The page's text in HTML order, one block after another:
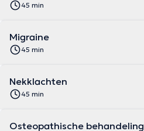
45 min
Migraine
45 min
Nekklachten
45 min
Osteopathische behandeling